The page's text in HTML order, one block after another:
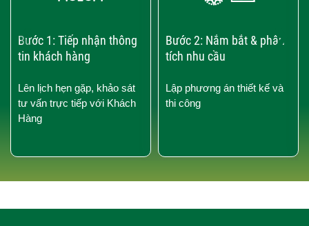
Bước 1: Tiếp nhận thông
tin khách hàng
Lên lịch hẹn gặp, khảo sát
tư vấn trực tiếp với Khách
Hàng
Bước 2: Nắm bắt & phân
tích nhu cầu
Lập phương án thiết kế và
thi công
›
‹